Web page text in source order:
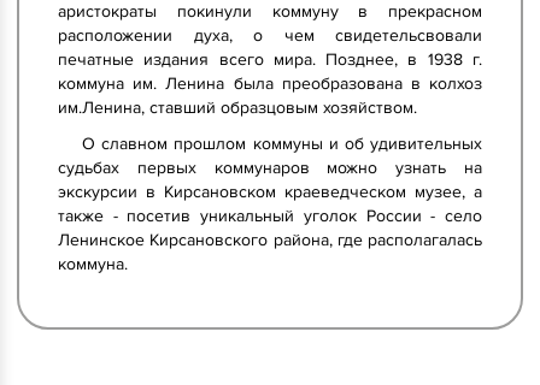
аристократы покинули коммуну в прекрасном
расположении духа, о чем свидетельсвовали
печатные издания всего мира. Позднее, в 1938 г.
коммуна им. Ленина была преобразована в колхоз
им.Ленина, ставший образцовым хозяйством.
О славном прошлом коммуны и об удивительных
судьбах первых коммунаров можно узнать на
экскурсии в Кирсановском краеведческом музее, а
также - посетив уникальный уголок России - село
Ленинское Кирсановского района, где располагалась
коммуна.